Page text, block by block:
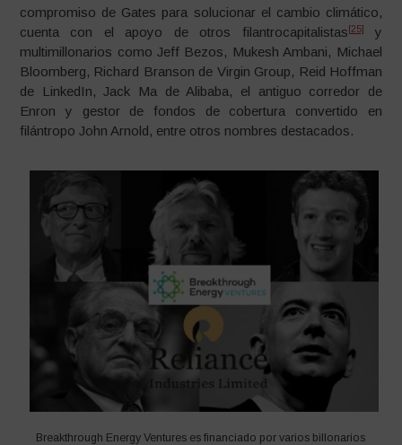
compromiso de Gates para solucionar el cambio climático,
cuenta con el apoyo de otros filantrocapitalistas [25]
y
multimillonarios como Jeff Bezos, Mukesh Ambani, Michael
Bloomberg, Richard Branson de Virgin Group, Reid Hoffman
de LinkedIn, Jack Ma de Alibaba, el antiguo corredor de
Enron y gestor de fondos de cobertura convertido en
filántropo John Arnold, entre otros nombres destacados.
Breakthrough Energy Ventures es financiado por varios billonarios